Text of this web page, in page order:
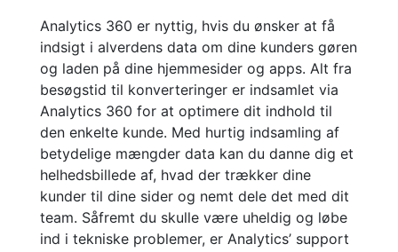
Analytics 360 er nyttig, hvis du ønsker at få
indsigt i alverdens data om dine kunders gøren
og laden på dine hjemmesider og apps. Alt fra
besøgstid til konverteringer er indsamlet via
Analytics 360 for at optimere dit indhold til
den enkelte kunde. Med hurtig indsamling af
betydelige mængderdata kan du danne dig et
helhedsbillede af, hvad der trækker dine
kunder til dine sider og nemt dele det med dit
team. Såfremt du skulle være uheldig og løbe
ind i tekniske problemer, er Analytics’ support